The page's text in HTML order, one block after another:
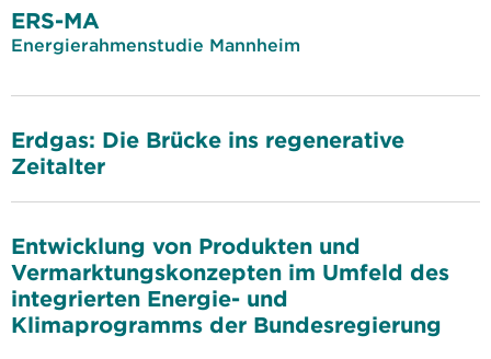
ERS-MA
Energierahmenstudie Mannheim
Erdgas: Die Brücke ins regenerative
Zeitalter
Entwicklung von Produkten und
Vermarktungskonzepten im Umfeld des
integrierten Energie- und
Klimaprogramms der Bundesregierung